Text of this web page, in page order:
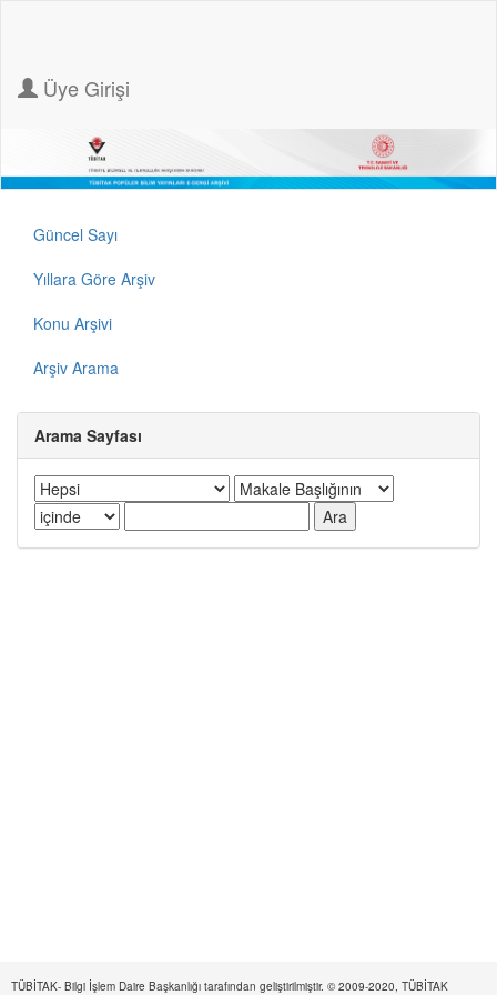
Üye Girişi
Güncel Sayı
Yıllara Göre Arşiv
Konu Arşivi
Arşiv Arama
Arama Sayfası
TÜBİTAK- Bilgi İşlem Daire Başkanlığı tarafından geliştirilmiştir. © 2009-2020, TÜBİTAK